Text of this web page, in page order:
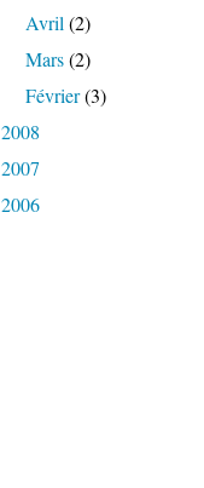
Avril (2)
Mars(2)
Février(3)
2008
2007
2006